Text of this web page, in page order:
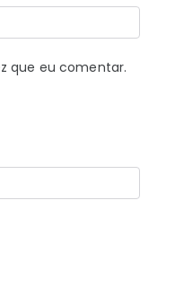
que eu comentar.